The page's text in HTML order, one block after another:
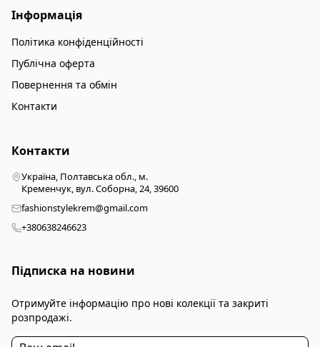
Інформація
Політика конфіденційності
Публічна оферта
Повернення та обмін
Контакти
Контакти
Україна, Полтавська обл., м.
Кременчук, вул. Соборна, 24, 39600
fashionstylekrem@gmail.com
+380638246623
Підписка на новини
Отримуйте інформацію про нові колекції та закриті
розпродажі.